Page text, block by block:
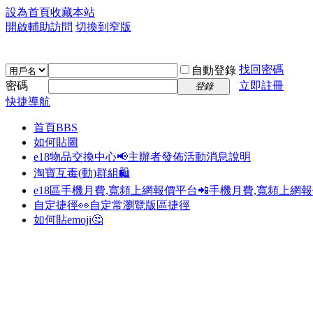
設為首頁收藏本站
開啟輔助訪問 切換到窄版
自動登錄 找回密碼
密碼
登錄
立即註冊
快捷導航
首頁BBS
如何貼圖
e18物品交換中心📢主辦者發佈活動消息說明
淘寶互毒(動)群組🛍️
e18區手機月費,寬頻上網報價平台📲手機月費,寬頻上網
自定捷徑👀自定常瀏覽版區捷徑
如何貼emoji🤔